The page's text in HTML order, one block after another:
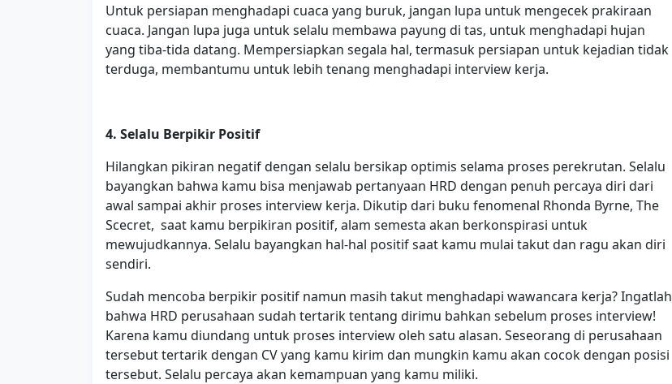
Untuk persiapan menghadapi cuaca yang buruk, jangan lupa untuk mengecek prakiraan
cuaca. Jangan lupa juga untuk selalu membawa payung di tas, untuk menghadapi hujan
yang tiba-tida datang. Mempersiapkan segala hal, termasuk persiapan untuk kejadian tidak
terduga, membantumu untuk lebih tenang menghadapi interview kerja.
4. Selalu Berpikir Positif
Hilangkan pikiran negatif dengan selalu bersikap optimis selama proses perekrutan. Selalu
bayangkan bahwa kamu bisa menjawab pertanyaan HRD dengan penuh percaya diri dari
awal sampai akhir proses interview kerja. Dikutip dari buku fenomenal Rhonda Byrne, The
Scecret, saat kamu berpikiran positif, alam semesta akan berkonspirasi untuk
mewujudkannya. Selalu bayangkan hal-hal positif saat kamu mulai takut dan ragu akan diri
sendiri.
Sudah mencoba berpikir positif namun masih takut menghadapi wawancara kerja? Ingatlah
bahwa HRD perusahaan sudah tertarik tentang dirimu bahkan sebelum proses interview!
Karena kamu diundang untuk proses interview oleh satu alasan. Seseorang di perusahaan
tersebut tertarik dengan CV yang kamu kirim dan mungkin kamu akan cocok dengan posisi
tersebut. Selalu percaya akan kemampuan yang kamu miliki.